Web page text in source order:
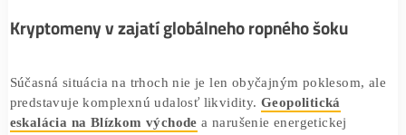
ktorá ďaleko presahuje bežnú korekciu a signalizuje
posun v správaní investorov po celom svete.
Kryptomeny v zajatí globálneho ropného šoku